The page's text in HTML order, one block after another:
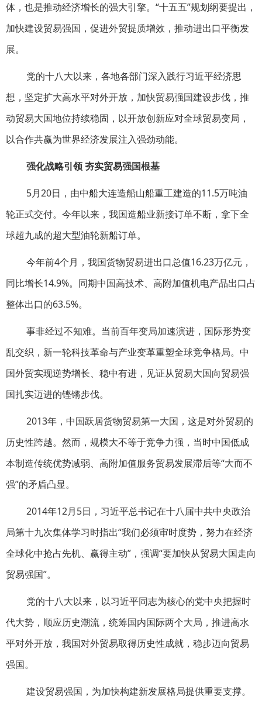
体，也是推动经济增长的强大引擎。“十五五”规划纲要提出，
加快建设贸易强国，促进外贸提质增效，推动进出口平衡发
展。
党的十八大以来，各地各部门深入践行习近平经济思
想，坚定扩大高水平对外开放，加快贸易强国建设步伐，推
动贸易大国地位持续稳固，以开放创新应对全球贸易变局，
以合作共赢为世界经济发展注入强劲动能。
强化战略引领 夯实贸易强国根基
5月20日，由中船大连造船山船重工建造的11.5万吨油
轮正式交付。今年以来，我国造船业新接订单不断，拿下全
球超九成的超大型油轮新船订单。
今年前4个月，我国货物贸易进出口总值16.23万亿元，
同比增长14.9%。同期中国高技术、高附加值机电产品出口占
整体出口的63.5%。
事非经过不知难。当前百年变局加速演进，国际形势变
乱交织，新一轮科技革命与产业变革重塑全球竞争格局。中
国外贸实现逆势增长、稳中有进，见证从贸易大国向贸易强
国扎实迈进的铿锵步伐。
2013年，中国跃居货物贸易第一大国，这是对外贸易的
历史性跨越。然而，规模大不等于竞争力强，当时中国低成
本制造传统优势减弱、高附加值服务贸易发展滞后等“大而不
强”的矛盾凸显。
2014年12月5日，习近平总书记在十八届中共中央政治
局第十九次集体学习时指出“我们必须审时度势，努力在经济
全球化中抢占先机、赢得主动”，强调“要加快从贸易大国走向
贸易强国”。
党的十八大以来，以习近平同志为核心的党中央把握时
代大势，顺应历史潮流，统筹国内国际两个大局，推进高水
平对外开放，我国对外贸易取得历史性成就，稳步迈向贸易
强国。
建设贸易强国，为加快构建新发展格局提供重要支撑。